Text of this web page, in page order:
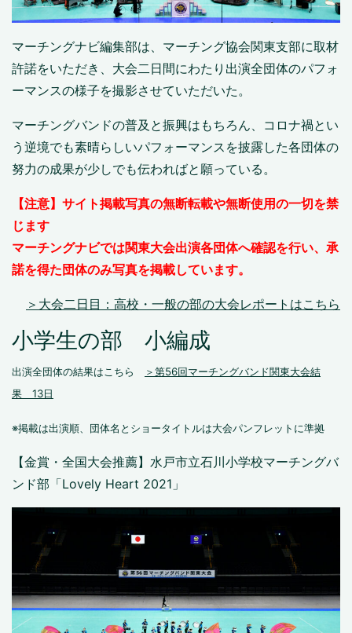
マーチングナビ編集部は、マーチング協会関東支部に取材
許諾をいただき、大会二日間にわたり出演全団体のパフォ
ーマンスの様子を撮影させていただいた。
マーチングバンドの普及と振興はもちろん、コロナ禍とい
う逆境でも素晴らしいパフォーマンスを披露した各団体の
努力の成果が少しでも伝わればと願っている。
【注意】サイト掲載写真の無断転載や無断使用の一切を禁
じます
マーチングナビでは関東大会出演各団体へ確認を行い、承
諾を得た団体のみ写真を掲載しています。
＞大会二日目：高校・一般の部の大会レポートはこちら
小学生の部 小編成
出演全団体の結果はこちら
＞第56回マーチングバンド関東大会結
果 13日
※掲載は出演順、団体名とショータイトルは大会パンフレットに準拠
【金賞・全国大会推薦】水戸市立石川小学校マーチングバ
ンド部「Lovely Heart 2021」